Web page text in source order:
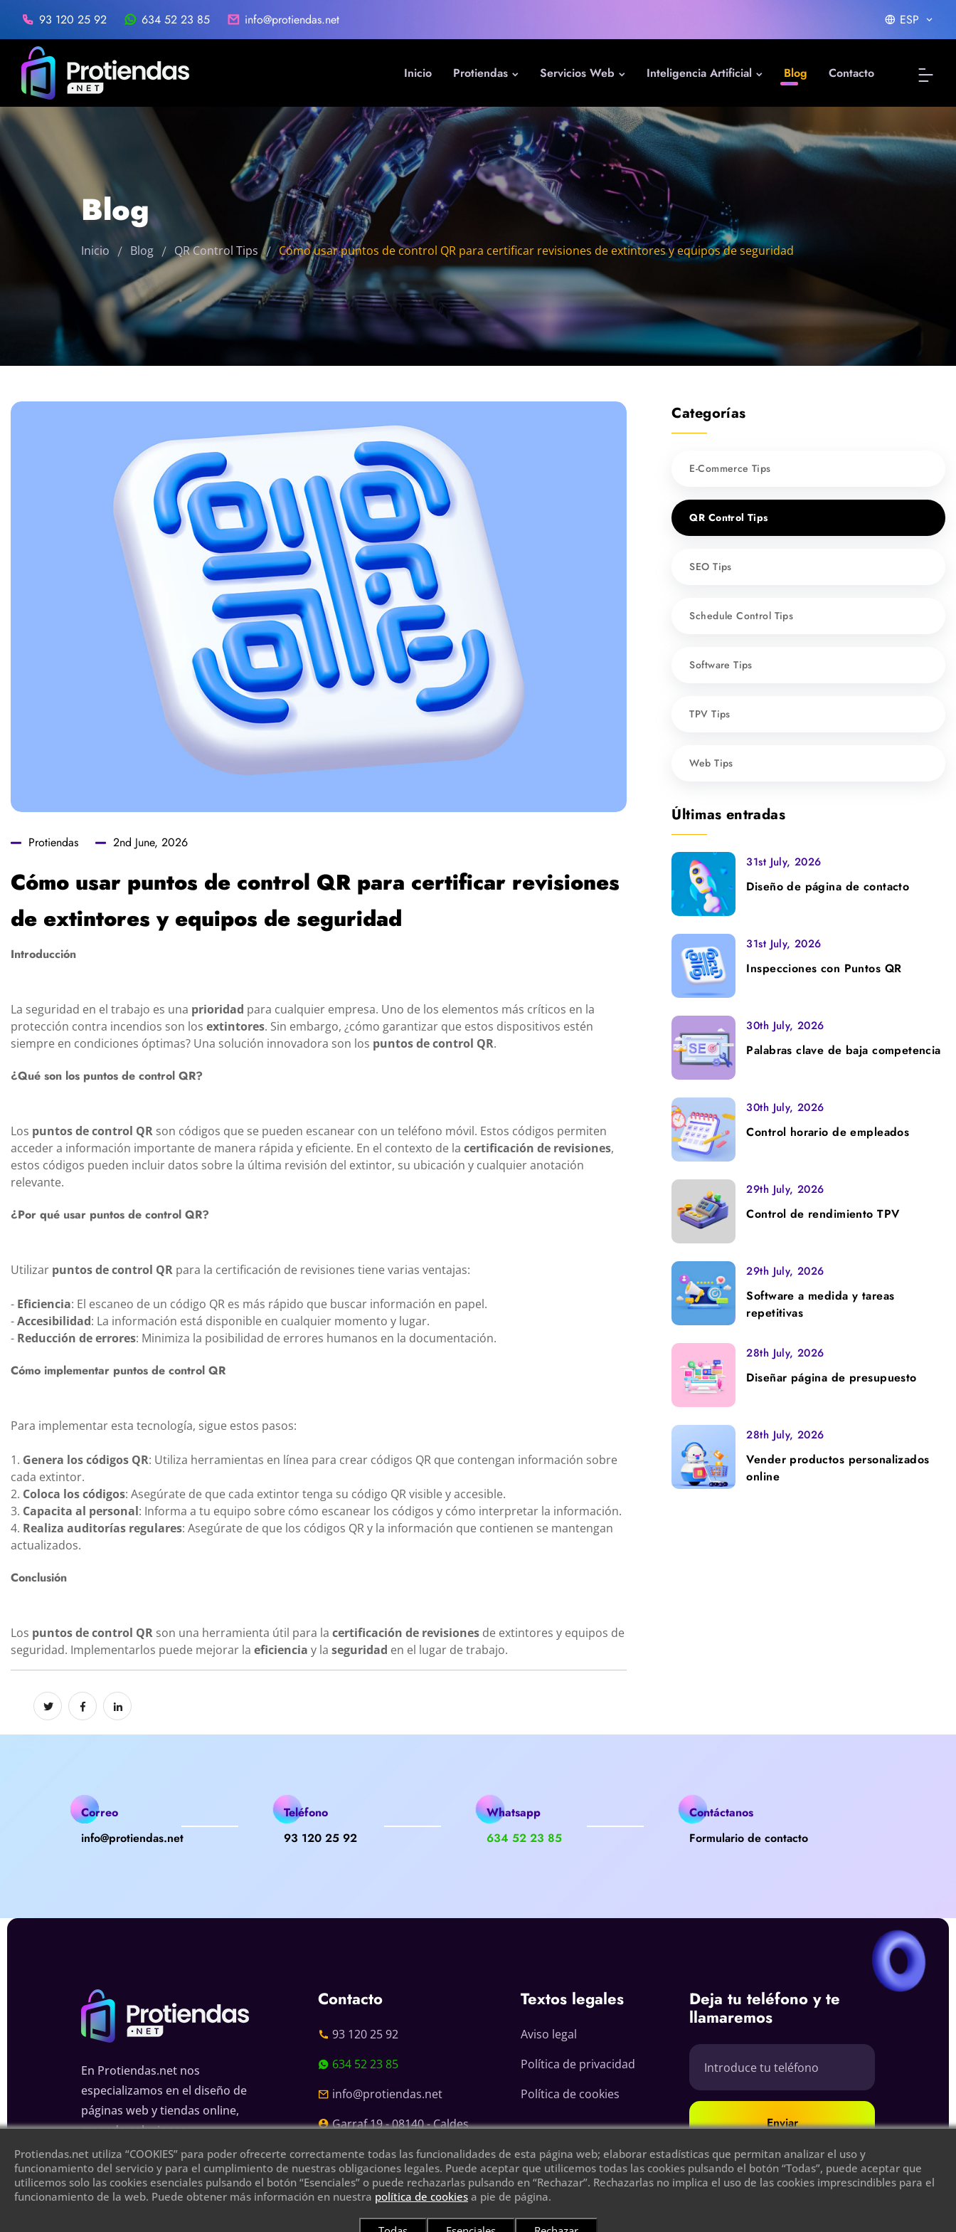
93 120 25 92 634 52 23 85 info@protiendas.net ESP
Inicio Protiendas Servicios Web Inteligencia Artificial Blog Contacto
Blog
Inicio Blog QR Control Tips Cómo usar puntos de control QR para certificar revisiones de extintores y equipos de seguridad
Protiendas 2nd June, 2026
Cómo usar puntos de control QR para certificar revisiones
de extintores y equipos de seguridad
Introducción
La seguridad en el trabajo es una prioridad para cualquier empresa. Uno de los elementos más críticos en la
protección contra incendios son los extintores. Sin embargo, ¿cómo garantizar que estos dispositivos estén
siempre en condiciones óptimas? Una solución innovadora son los puntos de control QR.
¿Qué son los puntos de control QR?
Los puntos de control QR son códigos que se pueden escanear con un teléfono móvil. Estos códigos permiten
acceder a información importante de manera rápida y eficiente. En el contexto de la certificación de revisiones,
estos códigos pueden incluir datos sobre la última revisión del extintor, su ubicación y cualquier anotación
relevante.
¿Por qué usar puntos de control QR?
Utilizar puntos de control QR para la certificación de revisiones tiene varias ventajas:
- Eficiencia: El escaneo de un código QR es más rápido que buscar información en papel.
-Accesibilidad: La información está disponible en cualquier momento y lugar.
- Reducción de errores: Minimiza la posibilidad de errores humanos en la documentación.
Cómo implementar puntos de control QR
Para implementar esta tecnología, sigue estos pasos:
1. Genera los códigos QR: Utiliza herramientas en línea para crear códigos QR que contengan información sobre
cada extintor.
2. Coloca los códigos: Asegúrate de que cada extintor tenga su código QR visible y accesible.
3. Capacita al personal: Informa a tu equipo sobre cómo escanear los códigos y cómo interpretar la información.
4. Realiza auditorías regulares: Asegúrate de que los códigos QR y la información que contienen se mantengan
actualizados.
Conclusión
Los puntos de control QR son una herramienta útil para la certificación de revisiones de extintores y equipos de
seguridad. Implementarlos puede mejorar la eficiencia y la seguridad en el lugar de trabajo.
Categorías
E-Commerce Tips
QR Control Tips
SEO Tips
Schedule Control Tips
Software Tips
TPV Tips
Web Tips
Últimas entradas
31st July, 2026
Diseño de página de contacto
31st July, 2026
Inspecciones con Puntos QR
30th July, 2026
Palabras clave de baja competencia
30th July, 2026
Control horario de empleados
29th July, 2026
Control de rendimiento TPV
29th July, 2026
Software a medida y tareas
repetitivas
28th July, 2026
Diseñar página de presupuesto
28th July, 2026
Vender productos personalizados
online
Correo
info@protiendas.net
Teléfono
93 120 25 92
Whatsapp
634 52 23 85
Contáctanos
Formulario de contacto
En Protiendas.net nos
especializamos en el diseño de
páginas web y tiendas online,
creando soluciones
personalizadas para mejorar tu
presencia en internet.
Contacto
93 120 25 92
634 52 23 85
info@protiendas.net
Garraf 19 - 08140 - Caldes
Textos legales
Aviso legal
Política de privacidad
Política de cookies
Deja tu teléfono y te
llamaremos
Enviar
Protiendas.net utiliza “COOKIES” para poder ofrecerte correctamente todas las funcionalidades de esta página web; elaborar estadísticas que permitan analizar el uso y
funcionamiento del servicio y para el cumplimiento de nuestras obligaciones legales. Puede aceptar que utilicemos todas las cookies pulsando el botón “Todas”, puede aceptar que
utilicemos solo las cookies esenciales pulsando el botón “Esenciales” o puede rechazarlas pulsando en “Rechazar”. Rechazarlas no implica el uso de las cookies imprescindibles para el
funcionamiento de la web. Puede obtener más información en nuestra política de cookies a pie de página.